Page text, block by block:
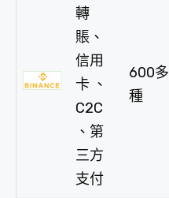
轉
賬、
信用
卡 、
C2C
、第
三方
支付
600多
種